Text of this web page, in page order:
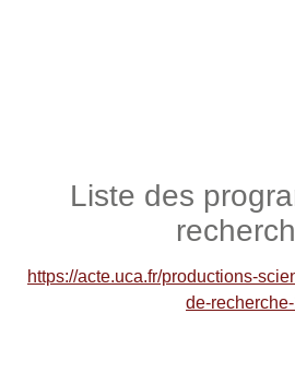
Liste des
https://acte.uca.fr/productions-
de-